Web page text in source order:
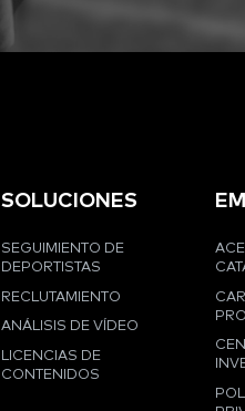
SOLUCIONES
SEGUIMIENTO DE
DEPORTISTAS
RECLUTAMIENTO
ANÁLISIS DE VÍDEO
LICENCIAS DE
CONTENIDOS